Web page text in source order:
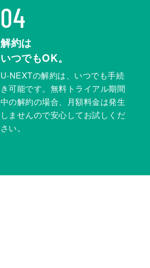
04
解約は
いつでもOK。
U-NEXTの解約は、いつでも手続
き可能です。無料トライアル期間
中の解約の場合、月額料金は発生
しませんので安心してお試しくだ
さい。